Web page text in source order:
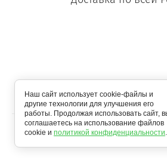
© 2018 - 2026
Мегагрупп.ру
Наш сайт использует cookie-файлы и
другие технологии для улучшения его
работы. Продолжая использовать сайт,
соглашаетесь на использование файлов
cookie и политикой конфиденциальности.